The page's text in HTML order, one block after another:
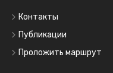
Контакты
Публикации
Проложить маршрут